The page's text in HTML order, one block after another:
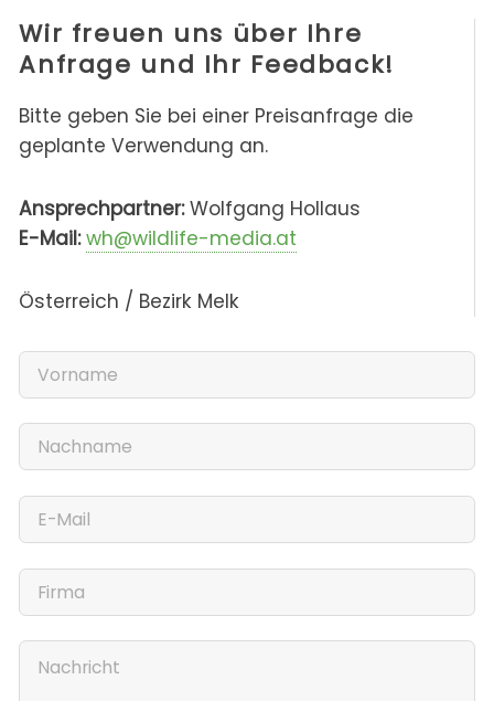
Wir freuen uns über Ihre
Anfrage und Ihr Feedback!
Bitte geben Sie bei einer Preisanfrage die
geplante Verwendung an.
Ansprechpartner:Wolfgang Hollaus
E-Mail: wh@wildlife-media.at
Österreich / Bezirk Melk